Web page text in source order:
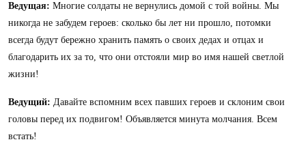
Ведущая: Многие солдаты не вернулись домой с той войны. Мы
никогда не забудем героев: сколько бы лет ни прошло, потомки
всегда будут бережно хранить память о своих дедах и отцах и
благодарить их за то, что они отстояли мир во имя нашей светлой
жизни!
Ведущий: Давайте вспомним всех павших героев и склоним свои
головы перед их подвигом! Объявляется минута молчания. Всем
встать!